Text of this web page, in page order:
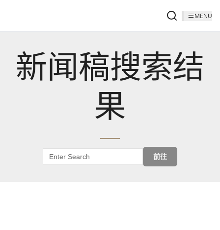
MENU
新闻稿搜索结
果
前往